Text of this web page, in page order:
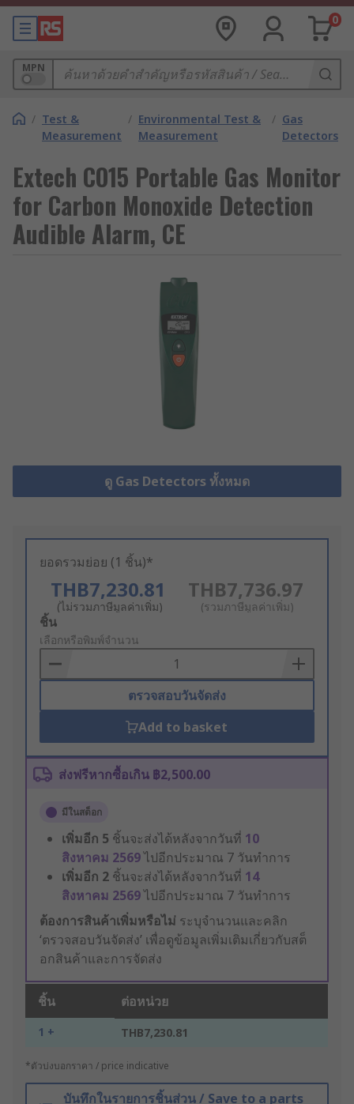
0
MPN
/ Test &
Measurement
/ Environmental Test &
Measurement
/ Gas
Detectors
Extech CO15 Portable Gas Monitor
for Carbon Monoxide Detection
Audible Alarm, CE
ดู Gas Detectors ทั้งหมด
ยอดรวมย่อย (1 ชิ้น)*
THB7,230.81
(ไม่รวมภาษีมูลค่าเพิ่ม)
THB7,736.97
(รวมภาษีมูลค่าเพิ่ม)
Add
to
Basket
ชิ้น
เลือกหรือพิมพ์จำนวน
ตรวจสอบวันจัดส่ง
Add to basket
ส่งฟรีหากซื้อเกิน ฿2,500.00
มีในสต็อก
เพิ่มอีก 5 ชิ้นจะส่งได้หลังจากวันที่ 10
สิงหาคม 2569ไปอีกประมาณ 7 วันทำการ
เพิ่มอีก 2 ชิ้นจะส่งได้หลังจากวันที่ 14
สิงหาคม 2569ไปอีกประมาณ 7 วันทำการ
ต้องการสินค้าเพิ่มหรือไม่ ระบุจำนวนและคลิก
‘ตรวจสอบวันจัดส่ง’ เพื่อดูข้อมูลเพิ่มเติมเกี่ยวกับสต็
อกสินค้าและการจัดส่ง
ชิ้น ต่อหน่วย
1 + THB7,230.81
*ตัวบ่งบอกราคา / price indicative
บันทึกในรายการชิ้นส่วน / Save to a parts